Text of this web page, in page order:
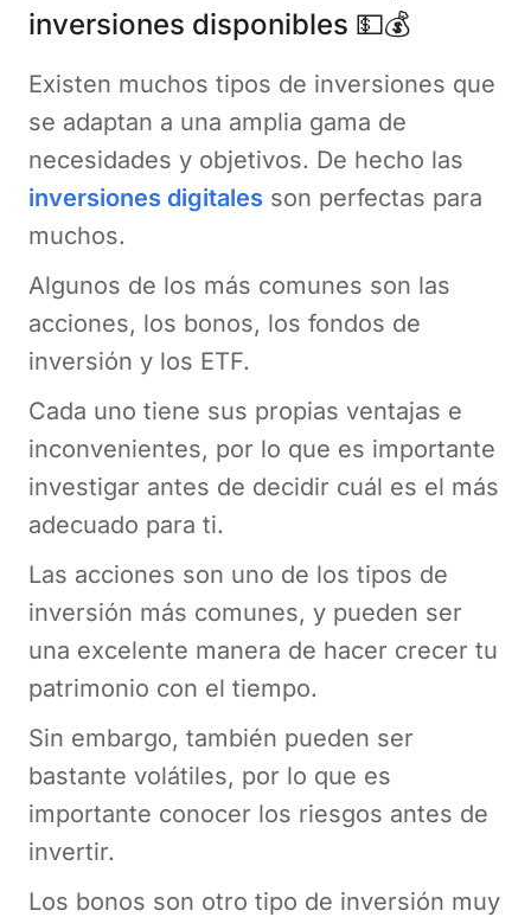
inversiones disponibles 💵💰
Existen muchos tipos de inversiones que
se adaptan a una amplia gama de
necesidades y objetivos. De hecho las
inversiones digitales son perfectas para
muchos.
Algunos de los más comunes son las
acciones, los bonos, los fondos de
inversión y los ETF.
Cada uno tiene sus propias ventajas e
inconvenientes, por lo que es importante
investigar antes de decidir cuál es el más
adecuado para ti.
Las acciones son uno de los tipos de
inversión más comunes, y pueden ser
una excelente manera de hacer crecer tu
patrimonio con el tiempo.
Sin embargo, también pueden ser
bastante volátiles, por lo que es
importante conocer los riesgos antes de
invertir.
Los bonos son otro tipo de inversión muy